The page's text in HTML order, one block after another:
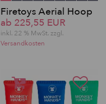
Firetoys Aerial Hoop
ab 225,55 EUR
inkl. 22 % MwSt. zzgl.
Versandkosten